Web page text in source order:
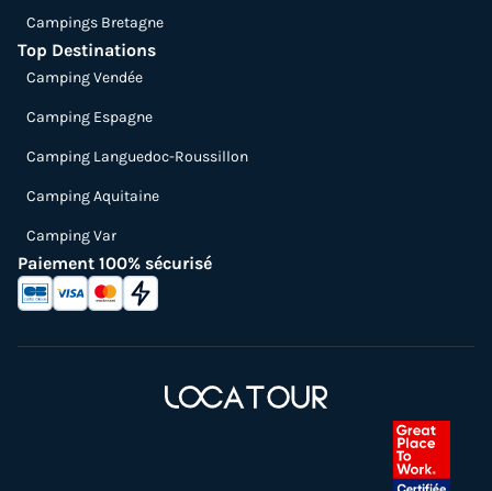
Campings Bretagne
Top Destinations
Camping Vendée
Camping Espagne
Camping Languedoc-Roussillon
Camping Aquitaine
Camping Var
Paiement 100% sécurisé